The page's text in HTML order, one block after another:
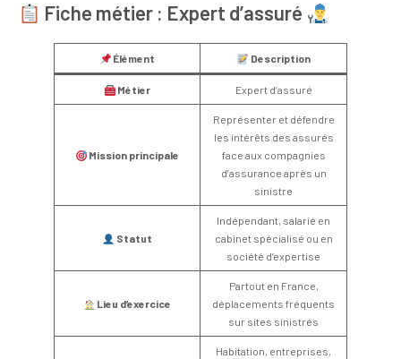
Fiche métier : Expert d’assuré
Élément Description
Métier Expert d’assuré
Mission principale
Représenter et défendre
les intérêts des assurés
face aux compagnies
d’assurance après un
sinistre
Statut
Indépendant, salarié en
cabinet spécialisé ou en
société d’expertise
Lieu d’exercice
Partout en France,
déplacements fréquents
sur sites sinistrés
Habitation, entreprises,